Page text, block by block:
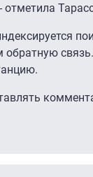
отметила
обратную